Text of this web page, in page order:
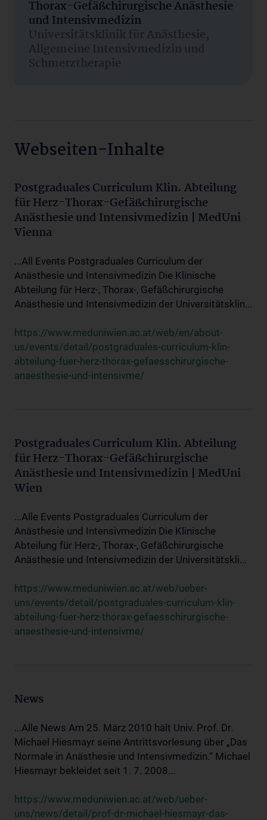
Thorax-Gefäßchirurgische Anästhesie
und Intensivmedizin
Universitätsklinik für Anästhesie,
Allgemeine Intensivmedizin und
Schmerztherapie
Webseiten-Inhalte
Postgraduales Curriculum Klin. Abteilung
für Herz-Thorax-Gefäßchirurgische
Anästhesie und Intensivmedizin | MedUni
Vienna
...All Events Postgraduales Curriculum der
Anästhesie und Intensivmedizin Die Klinische
Abteilung für Herz-, Thorax-, Gefäßchirurgische
Anästhesie und Intensivmedizin der Universitätsklin...
https://www.meduniwien.ac.at/web/en/about-
us/events/detail/postgraduales-curriculum-klin-
abteilung-fuer-herz-thorax-gefaesschirurgische-
anaesthesie-und-intensivme/
Postgraduales Curriculum Klin. Abteilung
für Herz-Thorax-Gefäßchirurgische
Anästhesie und Intensivmedizin | MedUni
Wien
...Alle Events Postgraduales Curriculum der
Anästhesie und Intensivmedizin Die Klinische
Abteilung für Herz-, Thorax-, Gefäßchirurgische
Anästhesie und Intensivmedizin der Universitätskli...
https://www.meduniwien.ac.at/web/ueber-
uns/events/detail/postgraduales-curriculum-klin-
abteilung-fuer-herz-thorax-gefaesschirurgische-
anaesthesie-und-intensivme/
News
...Alle News Am 25. März 2010 hält Univ. Prof. Dr.
Michael Hiesmayr seine Antrittsvorlesung über „Das
Normale in Anästhesie und Intensivmedizin.“ Michael
Hiesmayr bekleidet seit 1. 7. 2008...
https://www.meduniwien.ac.at/web/ueber-
uns/news/detail/prof-dr-michael-hiesmayr-das-